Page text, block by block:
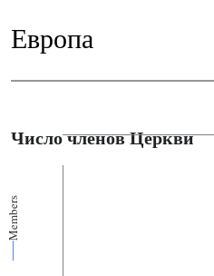
Европа
Число членов Церкви
Members